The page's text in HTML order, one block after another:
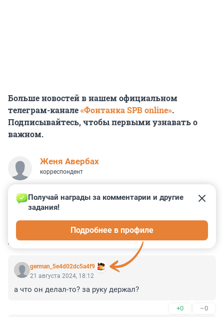
Больше новостей в нашем официальном
телеграм-канале«Фонтанка SPB online».
Подписывайтесь, чтобы первыми узнавать о
важном.
Женя Авербах
корреспондент
КОММЕНТАРИИ 15
german_5e4d02dc5a4f9
Получай награды за комментарии и другие
задания!
Подробнее в профиле
21 августа 2024, 18:12
а что он делал-то? за руку держал?
+0 –0